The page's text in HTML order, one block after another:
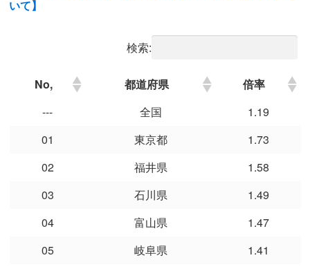
プライバシーポリシー
サイト運営会社
いて】
検索:
No, 都道府県
倍率
---
全国
1.19
01
東京都
1.73
02
福井県
1.58
03
石川県
1.49
04
富山県
1.47
05
岐阜県
1.41